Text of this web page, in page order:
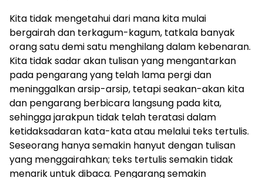
Kita tidak mengetahui dari mana kita mulai
bergairah dan terkagum-kagum, tatkala banyak
orang satu demi satu menghilang dalam kebenaran.
Kita tidak sadar akan tulisan yang mengantarkan
pada pengarang yang telah lama pergi dan
meninggalkan arsip-arsip, tetapi seakan-akan kita
dan pengarang berbicara langsung pada kita,
sehingga jarakpun tidak telah teratasi dalam
ketidaksadaran kata-kata atau melalui teks tertulis.
Seseorang hanya semakin hanyut dengan tulisan
yang menggairahkan; teks tertulis semakin tidak
menarik untuk dibaca. Pengarang semakin